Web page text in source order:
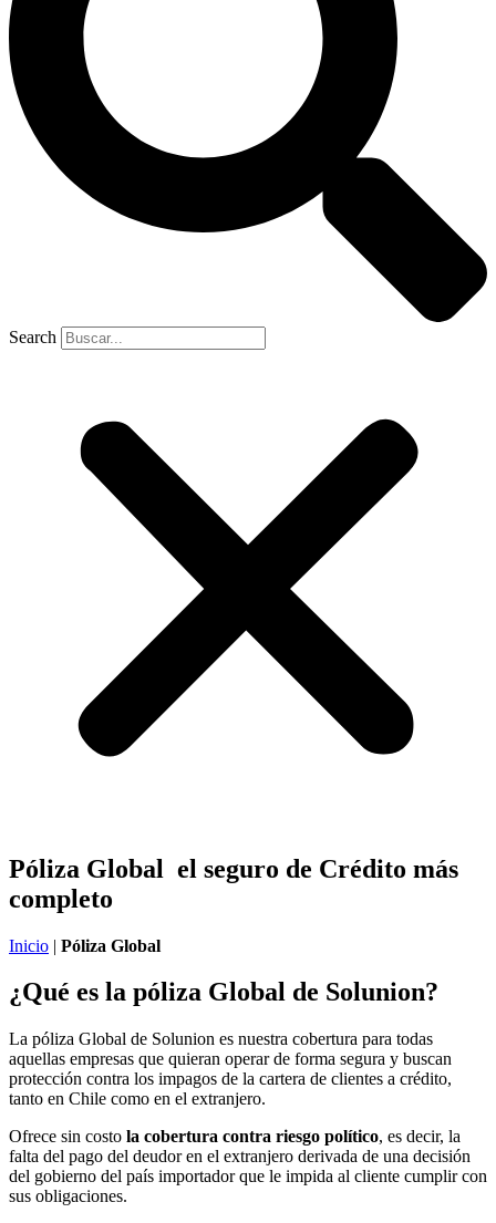
Search
Póliza Global el seguro de Crédito más
completo
Inicio | Póliza Global
¿Qué es la póliza Global de Solunion?
La póliza Global de Solunion es nuestra cobertura para todas
aquellas empresas que quieran operar de forma segura y buscan
protección contra los impagos de la cartera de clientes a crédito,
tanto en Chile como en el extranjero.
Ofrece sin costo la cobertura contra riesgo político, es decir, la
falta del pago del deudor en el extranjero derivada de una decisión
del gobierno del país importador que le impida al cliente cumplir con
sus obligaciones.